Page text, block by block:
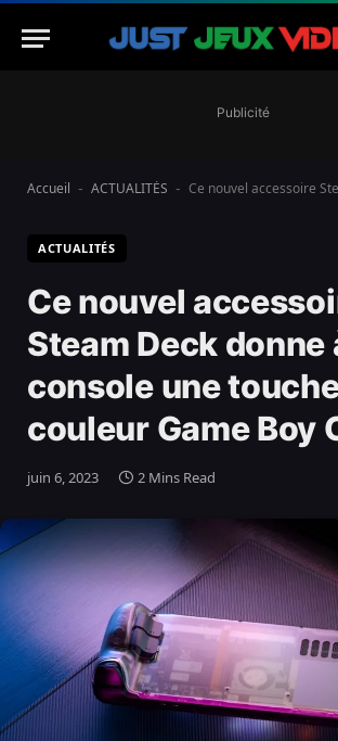
Publicité
Accueil - ACTUALITÉS - Ce nouvel accessoire Steam Deck donne à votre
ACTUALITÉS
Ce nouvel
Steam Deck donne
console une
couleur Game Boy
juin 6, 2023 2 Mins Read